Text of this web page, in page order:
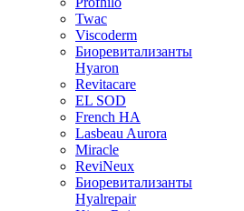
Twac
Viscoderm
Биоревитализанты
Hyaron
Revitacare
EL SOD
French HA
Lasbeau Aurora
Miracle
ReviNeux
Биоревитализанты
Hyalrepair